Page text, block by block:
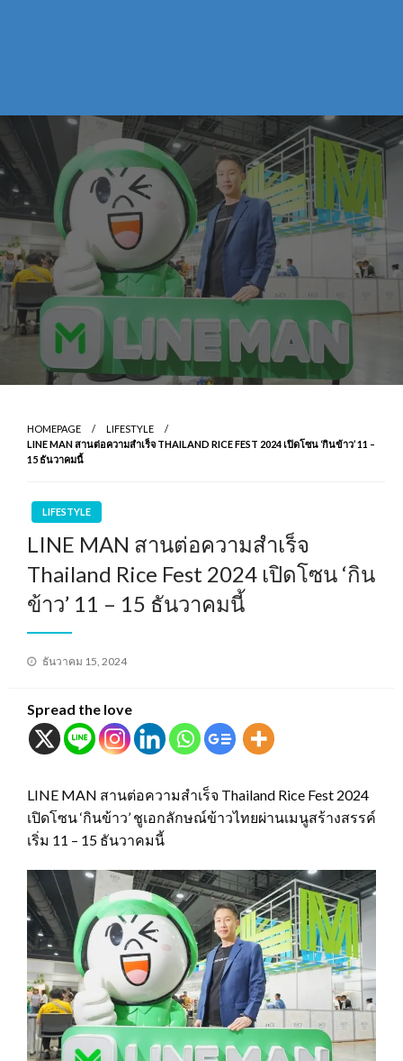
HOMEPAGE
LIFESTYLE
LINE MAN สานต่อความสำเร็จ THAILAND RICE FEST 2024 เปิดโซน ‘กินข้าว’ 11 –
15 ธันวาคมนี้
LIFESTYLE
LINE MAN สานต่อความสำเร็จ
Thailand Rice Fest 2024 เปิดโซน ‘กิน
ข้าว’ 11 – 15 ธันวาคมนี้
Posted
ธันวาคม 15, 2024
Spread the love
LINE MAN สานต่อความสำเร็จ Thailand Rice Fest 2024
เปิดโซน ‘กินข้าว’ ชูเอกลักษณ์ข้าวไทยผ่านเมนูสร้างสรรค์
เริ่ม 11 – 15 ธันวาคมนี้